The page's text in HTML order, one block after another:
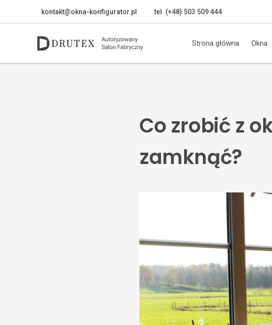
kontakt@okna-konfigurator.pl tel. (+48) 503 509 444
Strona główna Okna
Co zrobić z
zamknąć?